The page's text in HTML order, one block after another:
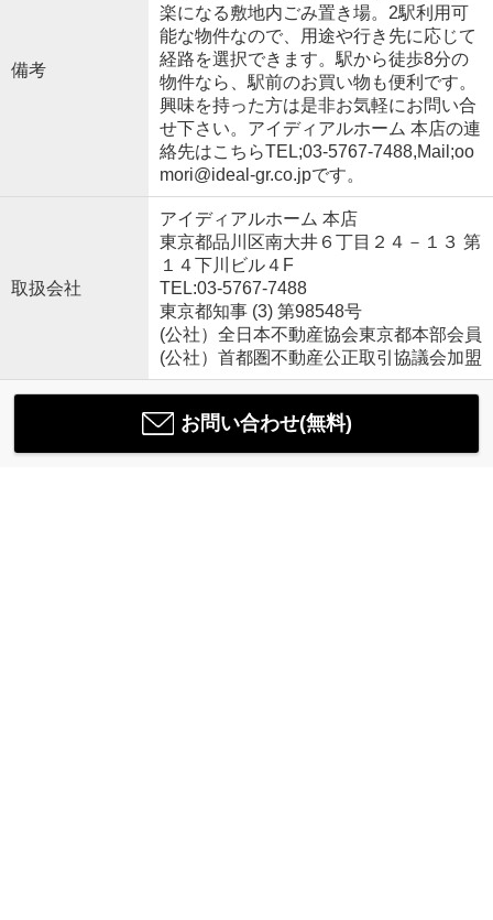
備考
楽になる敷地内ごみ置き場。2駅利用可
能な物件なので、用途や行き先に応じて
経路を選択できます。駅から徒歩8分の
物件なら、駅前のお買い物も便利です。
興味を持った方は是非お気軽にお問い合
せ下さい。アイディアルホーム 本店の連
絡先はこちらTEL;03-5767-7488,Mail;oo
mori@ideal-gr.co.jpです。
取扱会社
アイディアルホーム 本店
東京都品川区南大井６丁目２４－１３ 第
１４下川ビル４F
TEL:03-5767-7488
東京都知事 (3) 第98548号
(公社）全日本不動産協会東京都本部会員
(公社）首都圏不動産公正取引協議会加盟
お問い合わせ(無料)